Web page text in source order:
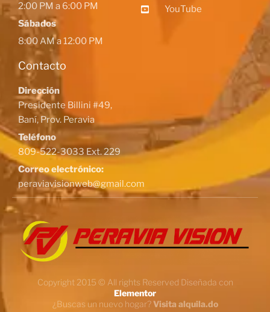
2:00 PM a 6:00 PM
Sábados
8:00 AM a 12:00 PM
Contacto
Dirección
Presidente Billini #49,
Baní, Prov. Peravia
Teléfono
809-522-3033 Ext. 229
Correo electrónico:
peraviavisionweb@gmail.com
YouTube
Copyright 2015 © All rights Reserved Diseñada con
Elementor
¿Buscas un nuevo hogar?Visita alquila.do